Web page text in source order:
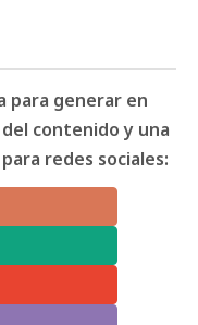
para generar en
contenido y una
redes sociales: